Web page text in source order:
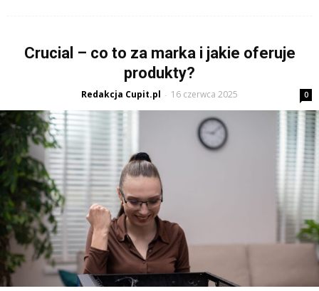
Crucial – co to za marka i jakie oferuje
produkty?
Redakcja Cupit.pl - 16 czerwca 2025 0